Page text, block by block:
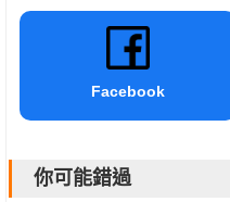
Facebook
你可能錯過